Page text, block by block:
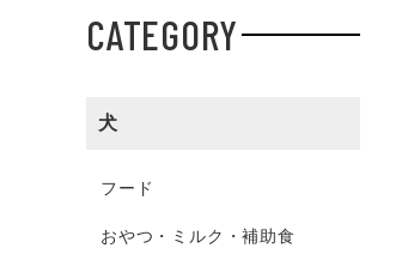
CATEGORY
犬
フード
おやつ・ミルク・補助食